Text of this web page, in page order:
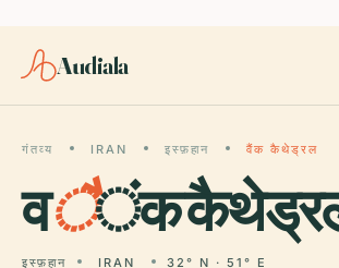
Audiala
गंतव्य IRAN इस्फ़हान वैंक कैथेड्रल
वैंक
इस्फ़हान IRAN 32° N · 51° E